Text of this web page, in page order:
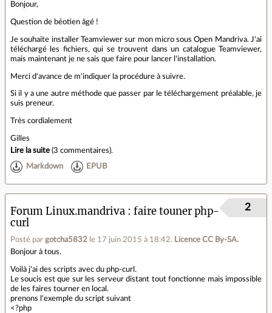
Bonjour,
Question de béotien âgé !
Je souhaite installer Teamviewer sur mon micro sous Open Mandriva. J'ai
téléchargé les fichiers, qui se trouvent dans un catalogue Teamviewer,
mais maintenant je ne sais que faire pour lancer l'installation.
Merci d'avance de m'indiquer la procédure à suivre.
Si il y a une autre méthode que passer par le téléchargement préalable, je
suis preneur.
Très cordialement
Gilles
Lire la suite (3 commentaires).
Markdown EPUB
Forum Linux.mandriva
faire touner php-
curl
Posté par gotcha5832 le 17 juin 2015 à 18:42. Licence CC By‑SA.
2
Bonjour à tous.
Voilà j'ai des scripts avec du php-curl.
Le soucis est que sur les serveur distant tout fonctionne mais impossible
de les faires tourner en local.
prenons l'exemple du script suivant
<?php